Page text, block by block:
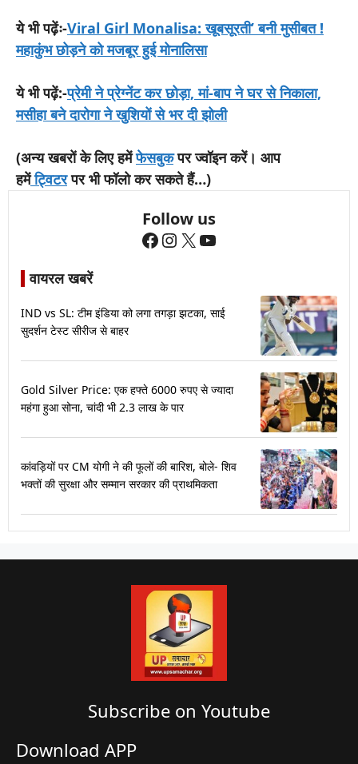
ये भी पढ़ेंः-Viral Girl Monalisa: खूबसूरती’ बनी मुसीबत !
महाकुंभ छोड़ने को मजबूर हुई मोनालिसा
ये भी पढ़ें:-प्रेमी ने प्रेग्नेंट कर छोड़ा, मां-बाप ने घर से निकाला,
मसीहा बने दारोगा ने खुशियों से भर दी झोली
(अन्य खबरों के लिए हमेंफेसबुकपर ज्वॉइन करें। आप
हमेंट्विटरपर भी फॉलो कर सकते हैं…)
Follow us
Facebook
Instagram
X YouTube
वायरल खबरें
IND vs SL: टीम इंडिया को लगा तगड़ा झटका, साई
सुदर्शन टेस्ट सीरीज से बाहर
Gold Silver Price: एक हफ्ते 6000 रुपए से ज्यादा
महंगा हुआ सोना, चांदी भी 2.3 लाख के पार
कांवड़ियों पर CM योगी ने की फूलों की बारिश, बोले- शिव
भक्तों की सुरक्षा और सम्मान सरकार की प्राथमिकता
Subscribe on Youtube​
Download APP